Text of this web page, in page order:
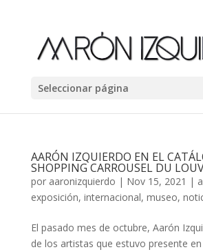
Seleccionar página
AARÓN IZQUIERDO EN EL
SHOPPING CARROUSEL DU
por aaronizquierdo | Nov 15, 2021 |
exposición, internacional, museo,
El pasado mes de octubre, Aarón
de los artistas que estuvo presente